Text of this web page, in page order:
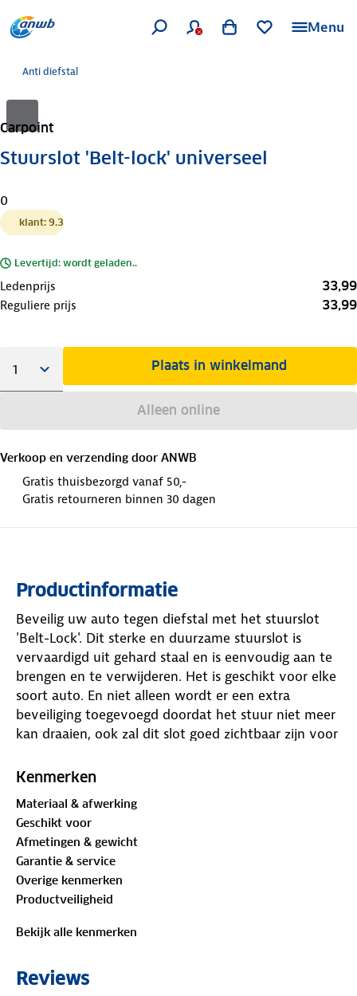
Menu
Anti diefstal
Carpoint
Stuurslot 'Belt-lock' universeel
0
klant: 9.3
Levertijd: wordt geladen..
Ledenprijs 33,99
Reguliere prijs 33,99
Plaats in winkelmand
Alleen online
Verkoop en verzending door ANWB
Gratis thuisbezorgd vanaf 50,-
Gratis retourneren binnen 30 dagen
Productinformatie
Beveilig uw auto tegen diefstal met het stuurslot
'Belt-Lock'. Dit sterke en duurzame stuurslot is
vervaardigd uit gehard staal en is eenvoudig aan te
brengen en te verwijderen. Het is geschikt voor elke
soort auto. En niet alleen wordt er een extra
beveiliging toegevoegd doordat het stuur niet meer
kan draaien, ook zal dit slot goed zichtbaar zijn voor
effect heeft. Kortom, het stuurslot 'Belt-lock' is een
Kenmerken
Materiaal & afwerking
Geschikt voor
Afmetingen & gewicht
Garantie & service
Overige kenmerken
Productveiligheid
Bekijk alle kenmerken
Reviews